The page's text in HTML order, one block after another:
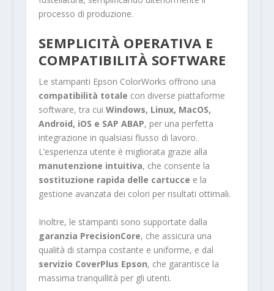
processo di produzione.
SEMPLICITÀ OPERATIVA E
COMPATIBILITÀ SOFTWARE
Le stampanti Epson ColorWorks offrono una
compatibilità totale con diverse piattaforme
software, tra cui Windows, Linux, MacOS,
Android, iOS e SAP ABAP, per una perfetta
integrazione in qualsiasi flusso di lavoro.
L’esperienza utente è migliorata grazie alla
manutenzione intuitiva, che consente la
sostituzione rapida delle cartucce e la
gestione avanzata dei colori per risultati ottimali.
Inoltre, le stampanti sono supportate dalla
garanzia PrecisionCore, che assicura una
qualità di stampa costante e uniforme, e dal
servizio CoverPlus Epson, che garantisce la
massima tranquillità per gli utenti.